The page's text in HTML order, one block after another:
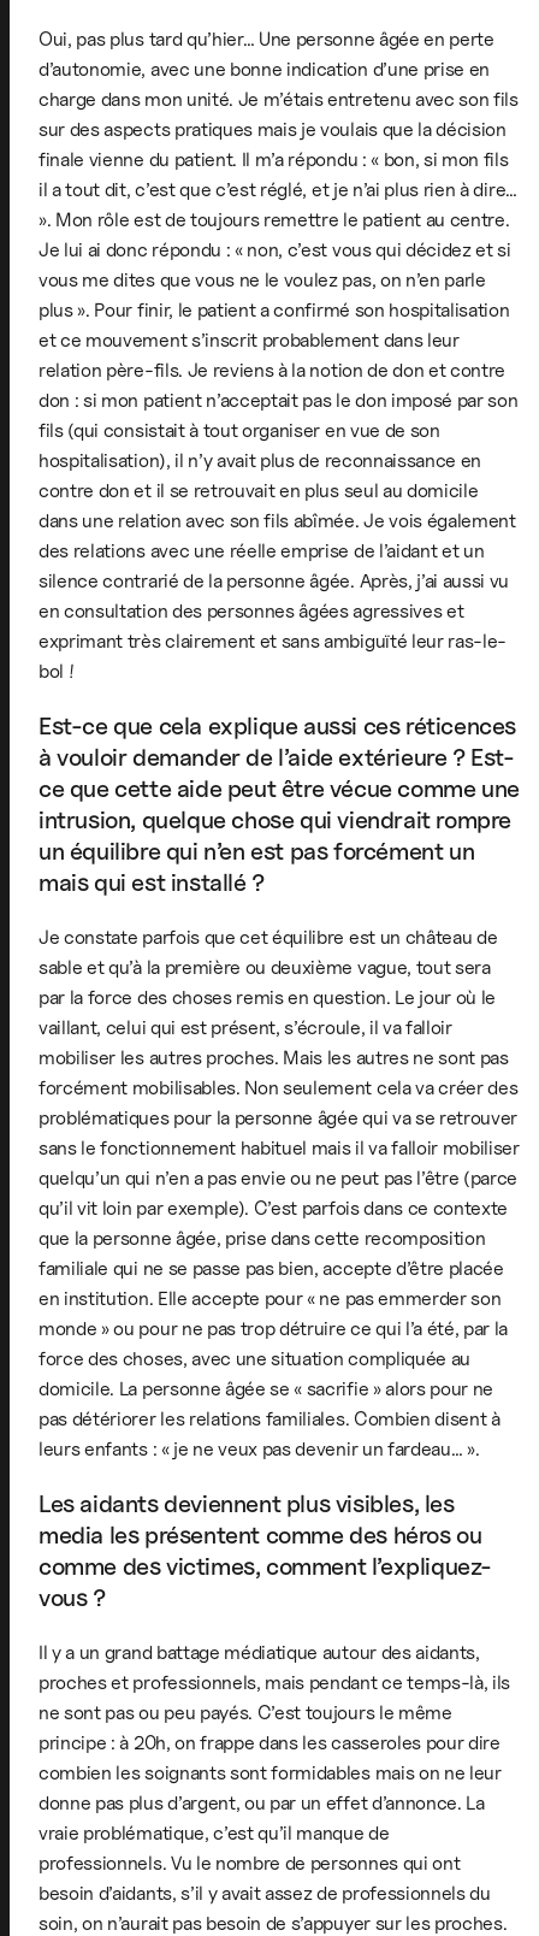
Oui, pas plus tard qu’hier… Une personne âgée en perte
d’autonomie, avec une bonne indication d’une prise en
charge dans mon unité. Je m’étais entretenu avec son fils
sur des aspects pratiques mais je voulais que la décision
finale vienne du patient. Il m’a répondu : « bon, si mon fils
il a tout dit, c’est que c’est réglé, et je n’ai plus rien à dire…
». Mon rôle est de toujours remettre le patient au centre.
Je lui ai donc répondu : « non, c’est vous qui décidez et si
vous me dites que vous ne le voulez pas, on n’en parle
plus ». Pour finir, le patient a confirmé son hospitalisation
et ce mouvement s’inscrit probablement dans leur
relation père-fils. Je reviens à la notion de don et contre
don : si mon patient n’acceptait pas le don imposé par son
fils (qui consistait à tout organiser en vue de son
hospitalisation), il n’y avait plus de reconnaissance en
contre don et il se retrouvait en plus seul au domicile
dans une relation avec son fils abîmée. Je vois également
des relations avec une réelle emprise de l’aidant et un
silence contrarié de la personne âgée. Après, j’ai aussi vu
en consultation des personnes âgées agressives et
exprimant très clairement et sans ambiguïté leur ras-le-
bol !
Est-ce que cela explique aussi ces réticences
à vouloir demander de l’aide extérieure ? Est-
ce que cette aide peut être vécue comme une
intrusion, quelque chose qui viendrait rompre
un équilibre qui n’en est pas forcément un
mais qui est installé ?
Je constate parfois que cet équilibre est un château de
sable et qu’à la première ou deuxième vague, tout sera
par la force des choses remis en question. Le jour où le
vaillant, celui qui est présent, s’écroule, il va falloir
mobiliser les autres proches. Mais les autres ne sont pas
forcément mobilisables. Non seulement cela va créer des
problématiques pour la personne âgée qui va se retrouver
sans le fonctionnement habituel mais il va falloir mobiliser
quelqu’un qui n’en a pas envie ou ne peut pas l’être (parce
qu’il vit loin par exemple). C’est parfois dans ce contexte
que la personne âgée, prise dans cette recomposition
familiale qui ne se passe pas bien, accepte d’être placée
en institution. Elle accepte pour « ne pas emmerder son
monde » ou pour ne pas trop détruire ce qui l’a été, par la
force des choses, avec une situation compliquée au
domicile. La personne âgée se « sacrifie » alors pour ne
pas détériorer les relations familiales. Combien disent à
leurs enfants : « je ne veux pas devenir un fardeau… ».
Les aidants deviennent plus visibles, les
media les présentent comme des héros ou
comme des victimes, comment l’expliquez-
vous ?
Il y a un grand battage médiatique autour des aidants,
proches et professionnels, mais pendant ce temps-là, ils
ne sont pas ou peu payés. C’est toujours le même
principe : à 20h, on frappe dans les casseroles pour dire
combien les soignants sont formidables mais on ne leur
donne pas plus d’argent, ou par un effet d’annonce. La
vraie problématique, c’est qu’il manque de
professionnels. Vu le nombre de personnes qui ont
besoin d’aidants, s’il y avait assez de professionnels du
soin, on n’aurait pas besoin de s’appuyer sur les proches.